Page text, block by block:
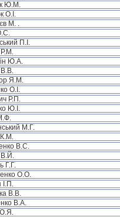
Ю.М.
О.І.
М. .
П.І.
Р.М.
Ю.А.
В.В.
Я.М.
О.І.
Р.П.
Ю.І.
М.Г.
К.М.
В.С.
В.Й.
Г.Г.
О.О.
І.П.
В.В.
В.А.